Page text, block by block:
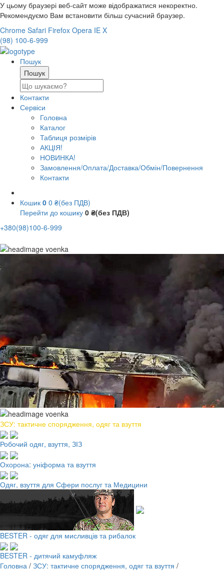
У цьому браузері веб-сайт може відображатися некоректно.
Рекомендуємо Вам встановити більш сучасний браузер.
Chrome Safari Firefox Opera IE X
(98) 100-6-999
Пошук
Контакти
Сервіси
Головна
Каталог
Таблиця розмірів
АКЦІЯ!
НОВИНКА!
Замовлення/Оплата/Доставка/Обмін/Повернення
Контакти
Кошик 0 0 ₴(без ПДВ)
Перейти до кошику 0 ₴(без ПДВ)
+380(98)100-6-999
ЗСУ: тактичне спорядження, одяг та взуття
Робочий одяг, взуття, ЗІЗ
Охорона: уніформа та взуття
Одяг, взуття для Сфери послуг та Медицини
BESTER - одяг для мисливців та рибалок
BESTER - дитячий камуфляж
Головна / ЗСУ: тактичне спорядження, одяг та взуття /